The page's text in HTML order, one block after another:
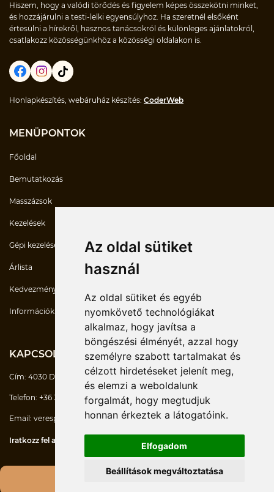
Az oldal sütiket
használ
Az oldal sütiket és egyéb
nyomkövető technológiákat
alkalmaz, hogy javítsa a
böngészési élményét, azzal hogy
személyre szabott tartalmakat és
célzott hirdetéseket jelenít meg,
és elemzi a weboldalunk
forgalmát, hogy megtudjuk
honnan érkeztek a látogatóink.
Elfogadom
Beállítások megváltoztatása
Hiszem, hogy a valódi törődés és figyelem képes összekötni minket,
és hozzájárulni a testi-lelki egyensúlyhoz. Ha szeretnél elsőként
értesülni a hírekről, hasznos tanácsokról és különleges ajánlatokról,
csatlakozz közösségünkhöz a közösségi oldalakon is.
Honlapkészítés, webáruház készítés: CoderWeb
MENÜPONTOK
Főoldal
Bemutatkozás
Masszázsok
Kezelések
Gépi kezelések
Árlista
Kedvezmények
Információk
KAPCSOLATOK
Cím: 4030 Debrecen Mikerpécsi út 7/D
Telefon: +36 30 747-6770
Email: verespeter@masszazsesmozgas.hu
Iratkozz fel a hírlevélre!